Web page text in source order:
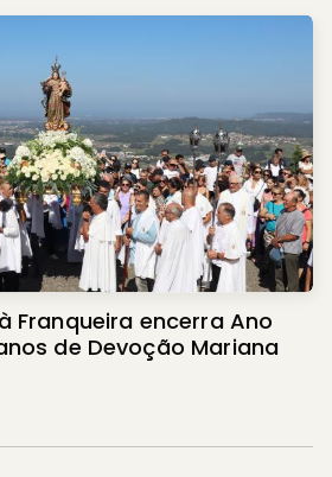
Franqueira encerra Ano
de Devoção Mariana